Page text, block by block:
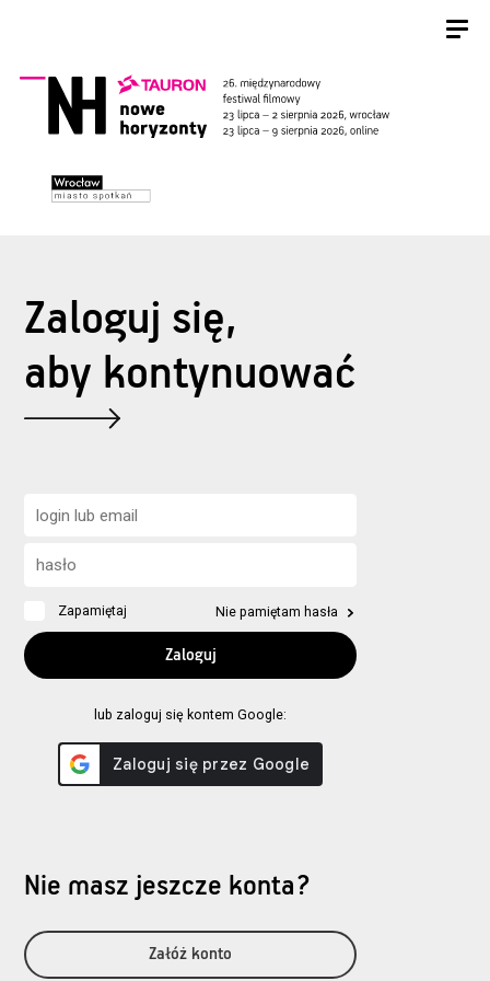
Zaloguj się,
aby kontynuować
Zapamiętaj Nie pamiętam hasła
lub zaloguj się kontem Google:
Nie masz jeszcze konta?
Załóż konto